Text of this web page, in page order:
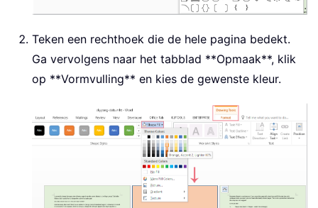
Teken een rechthoek die de hele pagina bedekt.
Ga vervolgens naar het tabblad **Opmaak**, klik
op **Vormvulling** en kies de gewenste kleur.